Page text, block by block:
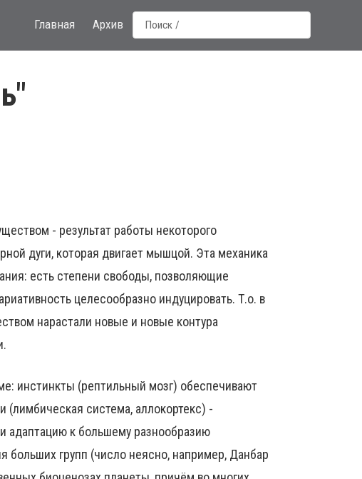
Главная Архив
- результат работы некоторого
дуги, которая двигает мышцой. Эта механика
есть степени свободы, позволяющие
целесообразно индуцировать. Т.о. в
нарастали новые и новые контура
инстинкты (рептильный мозг) обеспечивают
система, аллокортекс) -
адаптацию к большему разнообразию
больших групп (число неясно, например, Данбар